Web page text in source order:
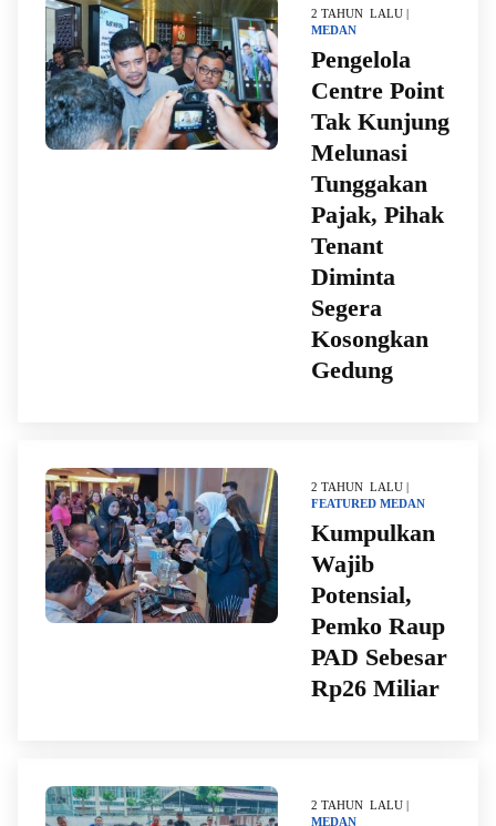
2 TAHUN LALU |
MEDAN
Pengelola
Centre Point
Tak Kunjung
Melunasi
Tunggakan
Pajak, Pihak
Tenant
Diminta
Segera
Kosongkan
Gedung
2 TAHUN LALU |
FEATURED MEDAN
Kumpulkan
Wajib
Potensial,
Pemko Raup
PAD Sebesar
Rp26 Miliar
2 TAHUN LALU |
MEDAN